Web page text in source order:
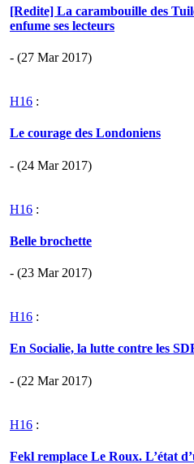
[Redite] La carambouille des
enfume ses lecteurs
- (27 Mar 2017)
H16 :
Le courage des Londoniens
- (24 Mar 2017)
H16 :
Belle brochette
- (23 Mar 2017)
H16 :
En Socialie, la lutte contre les
- (22 Mar 2017)
H16 :
Fekl remplace Le Roux. L’état